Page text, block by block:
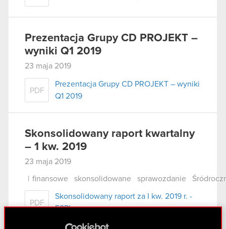
Prezentacja Grupy CD PROJEKT –
wyniki Q1 2019
23 maja 2019
PDF
Prezentacja Grupy CD PROJEKT – wyniki
Q1 2019
Skonsolidowany raport kwartalny
– 1 kw. 2019
23 maja 2019
finansowe skonsolidowane sprawozdanie
PDF
Skonsolidowany raport za I kw. 2019 r. -
ESPI
Śródroczne skrócone skonsolidowane